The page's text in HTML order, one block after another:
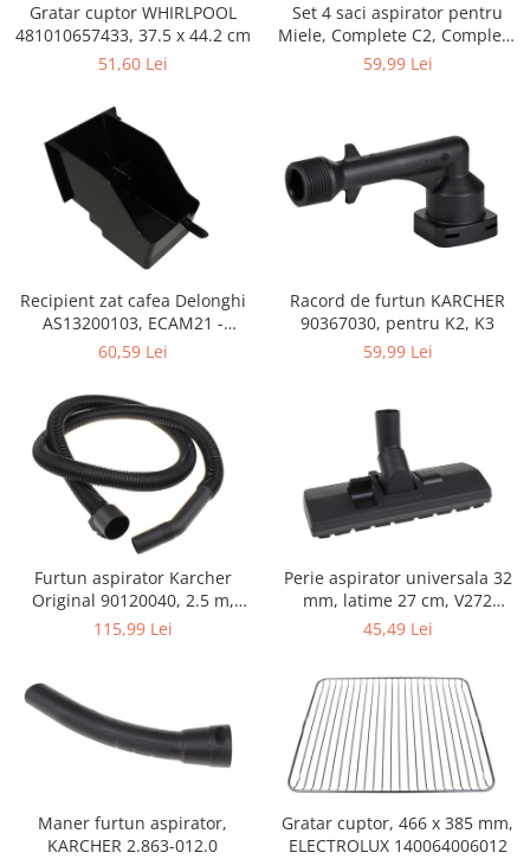
Servere, Componente & UPS
Telecomenzi garaj
Accesorii antrenament
Accesorii Fitness
Accesorii sportive
Articole Voiaj
Sporturi acvatice
Sporturi de interior
Aparate Foto & Accesorii
Audio HI-FI & Profesionale
Camere video si sport
Drone si Accesorii
Home Cinema & Audio
Playere, Boxe & Casti
Telescoape & Optica
Televizoare & accesorii
Ambalaje cadouri
Cadouri
Curatenie si intretinere
Gratar cuptor WHIRLPOOL
481010657433, 37.5 x 44.2 cm
51,60 Lei
Set 4 saci aspirator pentru
Miele, Complete C2, Complete
C3, Classic C1, S8, S5, S2,
59,99 Lei
Recipient zat cafea Delonghi
AS13200103, ECAM21 -
ECAM25
60,59 Lei
Racord de furtun KARCHER
90367030, pentru K2, K3
59,99 Lei
Furtun aspirator Karcher
Original 90120040, 2.5 m,
negru
115,99 Lei
Perie aspirator universala 32
mm, latime 27 cm, V272
ECONOMY
45,49 Lei
Maner furtun aspirator,
KARCHER 2.863-012.0
Gratar cuptor, 466 x 385 mm,
ELECTROLUX 140064006012